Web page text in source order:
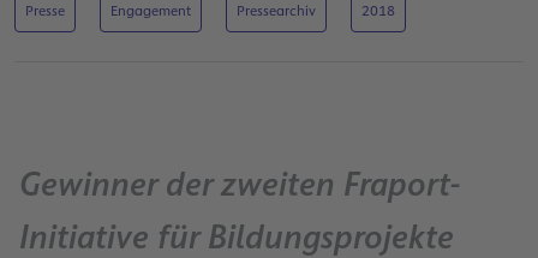
Presse Engagement Pressearchiv 2018
Gewinner der zweiten Fraport-
Initiative für Bildungsprojekte